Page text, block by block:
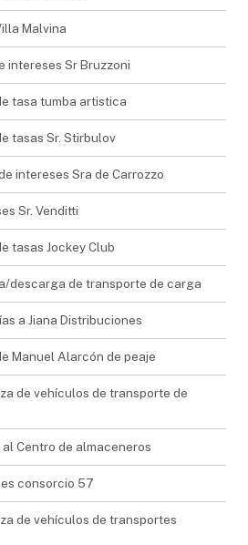
Malvina
intereses Sr Bruzzoni
tasa tumba artistica
tasas Sr. Stirbulov
intereses Sra de Carrozzo
Sr. Venditti
tasas Jockey Club
descarga de transporte de carga
a Jiana Distribuciones
Manuel Alarcón de peaje
de vehículos de transporte de
Centro de almaceneros
consorcio 57
de vehículos de transportes